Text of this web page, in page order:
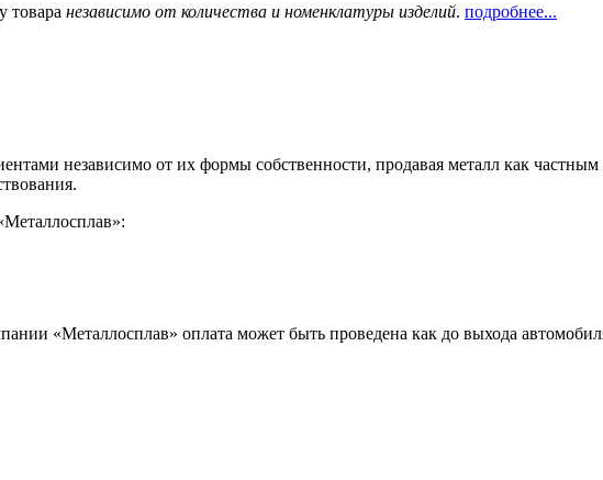
товара независимо от количества и номенклатуры изделий. подробнее...
независимо от их формы собственности, продавая металл как
«Металлосплав» оплата может быть проведена как до выхода